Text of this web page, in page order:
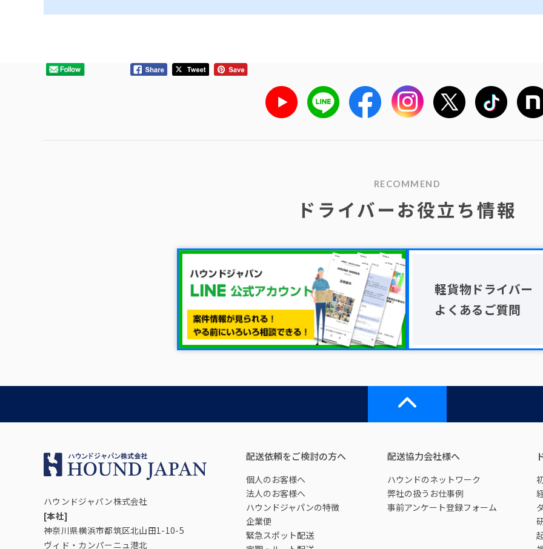
RECOMMEND
ドライバーお役立ち情報
軽貨物ドライバー
よくあるご質問
ハウンドジャパン株式会社
[本社]
神奈川県横浜市都筑区北山田1-10-5
ヴィド・カンパーニュ港北
配送依頼をご検討の方へ
個人のお客様へ
法人のお客様へ
ハウンドジャパンの特徴
企業便
緊急スポット配送
配送協力会社様へ
ハウンドのネットワーク
弊社の扱うお仕事例
事前アンケート登録フォーム